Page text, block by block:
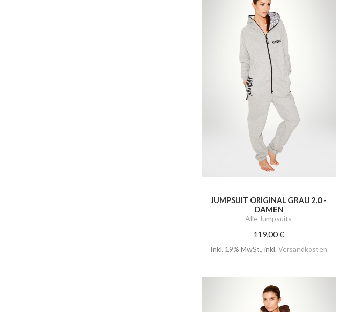
JUMPSUIT ORIGINAL GRAU 2.0 -
DAMEN
Alle Jumpsuits
119,00 €
Inkl. 19% MwSt.,inkl.Versandkosten